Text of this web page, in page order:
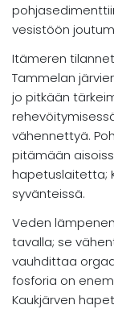
vesistöön
Itämeren
Tammelan
jo pitkään
vähennettyä.
pitämään
hapetuslaitetta;
syvänteissä.
Veden
tavalla; se
vauhdittaa
fosforia on
Kaukjärven